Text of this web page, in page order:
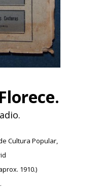
Cultura Popular,
1910.)